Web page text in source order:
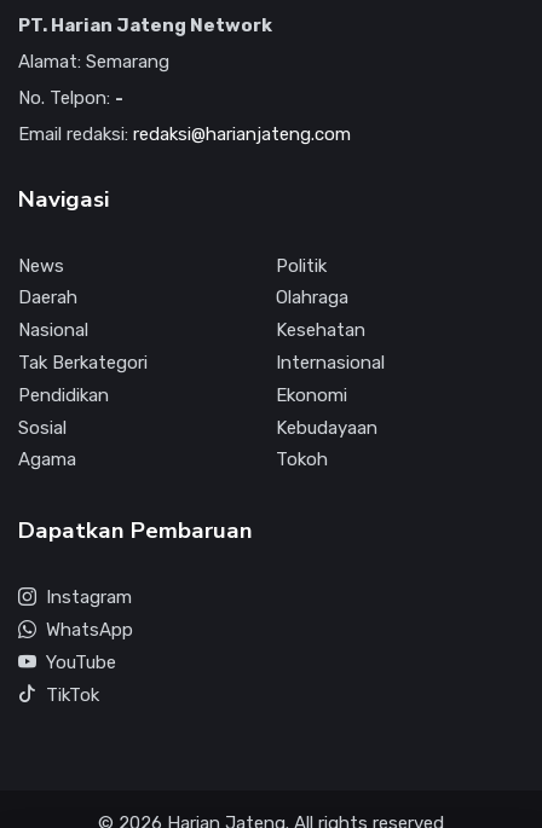
PT. Harian Jateng Network
Alamat: Semarang
No. Telpon: -
Email redaksi: redaksi@harianjateng.com
Navigasi
News
Daerah
Nasional
Tak Berkategori
Pendidikan
Sosial
Agama
Politik
Olahraga
Kesehatan
Internasional
Ekonomi
Kebudayaan
Tokoh
Dapatkan Pembaruan
Instagram
WhatsApp
YouTube
TikTok
© 2026 Harian Jateng. All rights reserved